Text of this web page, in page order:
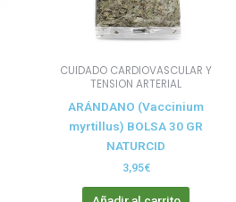
CUIDADO CARDIOVASCULAR Y
TENSION ARTERIAL
ARÁNDANO (Vaccinium
myrtillus) BOLSA 30 GR
NATURCID
3,95€